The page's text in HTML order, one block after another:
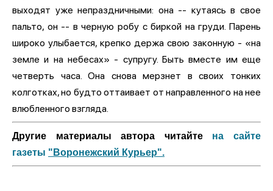
выходят уже непраздничными: она -- кутаясь в свое
пальто, он -- в черную робу с биркой на груди. Парень
широко улыбается, крепко держа свою законную - «на
земле и на небесах» - супругу. Быть вместе им еще
четверть часа. Она снова мерзнет в своих тонких
колготках, но будто оттаивает от направленного на нее
влюбленного взгляда.
Другие материалы автора читайте на сайте
газеты "Воронежский Курьер".